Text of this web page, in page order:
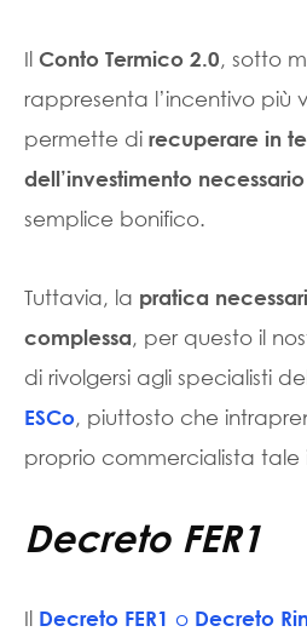
Il Conto Termico 2.0, sotto
rappresenta l’incentivo più
permette di recuperare in
dell’investimento necessario
semplice bonifico.
Tuttavia, la pratica
complessa, per questo il
di rivolgersi agli specialisti
ESCo, piuttosto che
proprio commercialista tale
Decreto FER1
Il Decreto FER1 o Decreto